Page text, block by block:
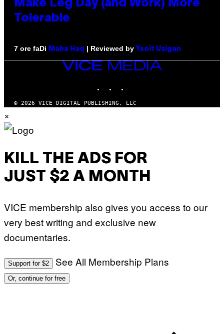
Make Leg Day (and Work) More
Tolerable
7 ore faDi Maha Haq | Reviewed by Ysolt Usigan
VICE
MEDIA
© 2026 VICE DIGITAL PUBLISHING, LLC
×
KILL THE ADS FOR
JUST $2 A MONTH
VICE membership also gives you access to our
very best writing and exclusive new
documentaries.
Support for $2 See All Membership Plans
Or, continue for free